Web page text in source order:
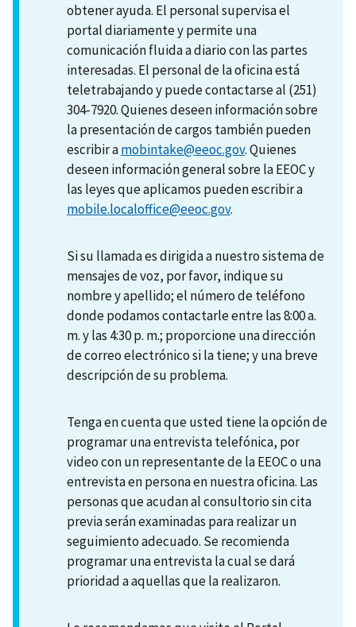
obtener ayuda. El personal supervisa el
portal diariamente y permite una
comunicación fluida a diario con las partes
interesadas. El personal de la oficina está
teletrabajando y puede contactarse al (251)
304-7920. Quienes deseen información sobre
la presentación de cargos también pueden
escribir amobintake@eeoc.gov. Quienes
deseen información general sobre la EEOC y
las leyes que aplicamos pueden escribir a
mobile.localoffice@eeoc.gov.
Si su llamada es dirigida a nuestro sistema de
mensajes de voz, por favor, indique su
nombre y apellido; el número de teléfono
donde podamos contactarle entre las 8:00 a.
m. y las 4:30 p. m.; proporcione una dirección
de correo electrónico si la tiene; y una breve
descripción de su problema.
Tenga en cuenta que usted tiene la opción de
programar una entrevista telefónica, por
video con un representante de la EEOC o una
entrevista en persona en nuestra oficina. Las
personas que acudan al consultorio sin cita
previa serán examinadas para realizar un
seguimiento adecuado. Se recomienda
programar una entrevista la cual se dará
prioridad a aquellas que la realizaron.